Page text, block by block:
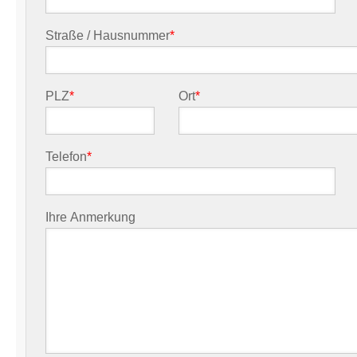
Straße / Hausnummer*
PLZ* Ort*
Telefon*
Ihre Anmerkung